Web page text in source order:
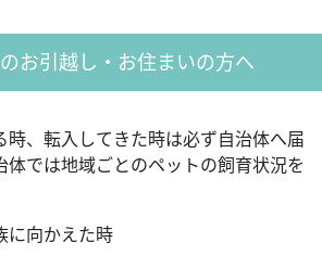
お引越し・お住まいの方へ
時、転入してきた時は必ず自治体へ届
体では地域ごとのペットの飼育状況を
に向かえた時